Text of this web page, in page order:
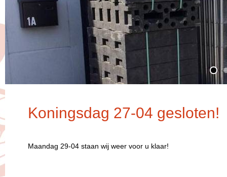
Koningsdag 27-04 gesloten!
Maandag 29-04 staan wij weer voor u klaar!